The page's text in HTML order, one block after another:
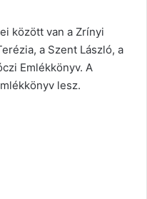
között van a Zrínyi
a Szent László, a
Emlékkönyv. A
lesz.